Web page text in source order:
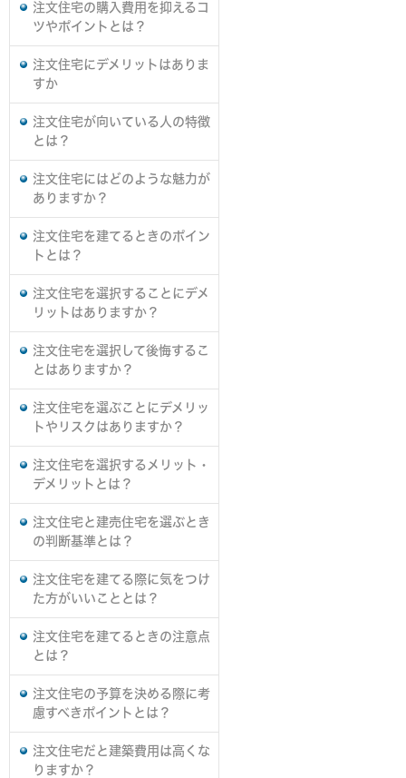
注文住宅の購入費用を抑えるコ
ツやポイントとは？
注文住宅にデメリットはありま
すか
注文住宅が向いている人の特徴
とは？
注文住宅にはどのような魅力が
ありますか？
注文住宅を建てるときのポイン
トとは？
注文住宅を選択することにデメ
リットはありますか？
注文住宅を選択して後悔するこ
とはありますか？
注文住宅を選ぶことにデメリッ
トやリスクはありますか？
注文住宅を選択するメリット・
デメリットとは？
注文住宅と建売住宅を選ぶとき
の判断基準とは？
注文住宅を建てる際に気をつけ
た方がいいこととは？
注文住宅を建てるときの注意点
とは？
注文住宅の予算を決める際に考
慮すべきポイントとは？
注文住宅だと建築費用は高くな
りますか？